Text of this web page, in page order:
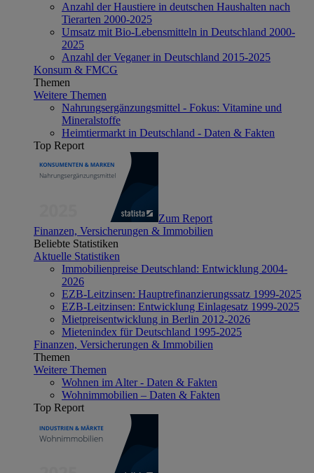
Anzahl der Haustiere in deutschen Haushalten nach
Tierarten 2000-2025
Umsatz mit Bio-Lebensmitteln in Deutschland 2000-
2025
Anzahl der Veganer in Deutschland 2015-2025
Konsum & FMCG
Themen
Weitere Themen
Nahrungsergänzungsmittel - Fokus: Vitamine und
Mineralstoffe
Heimtiermarkt in Deutschland - Daten & Fakten
Top Report
Zum Report
Finanzen, Versicherungen & Immobilien
Beliebte Statistiken
Aktuelle Statistiken
Immobilienpreise Deutschland: Entwicklung 2004-
2026
EZB-Leitzinsen: Hauptrefinanzierungssatz 1999-2025
EZB-Leitzinsen: Entwicklung Einlagesatz 1999-2025
Mietpreisentwicklung in Berlin 2012-2026
Mietenindex für Deutschland 1995-2025
Finanzen, Versicherungen & Immobilien
Themen
Weitere Themen
Wohnen im Alter - Daten & Fakten
Wohnimmobilien – Daten & Fakten
Top Report